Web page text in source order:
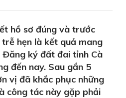
hồ sơ đúng và trước
trễ hẹn là kết quả mang
Ðăng ký đất đai tỉnh Cà
đến nay. Sau gần 5
vị đã khắc phục những
công tác này gặp phải